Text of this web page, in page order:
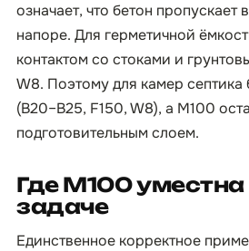
означает, что бетон
напоре. Для герметичной
контактом со стоками и
W8. Поэтому для камер
(B20–B25, F150, W8), а М100
подготовительным слоем.
Где М100 уместна
задаче
Единственное корректное